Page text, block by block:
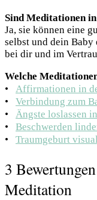
Sind Meditationen
Ja, sie können eine
selbst und dein
bei dir und im
Welche
•⠀ Affirmationen in
•⠀ Verbindung zum
•⠀ Ängste loslassen
•⠀ Beschwerden
•⠀ Traumgeburt
3
Meditation